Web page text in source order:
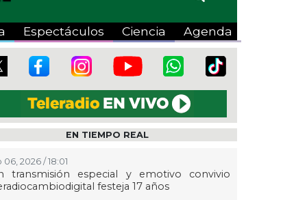
Espectáculos Ciencia Agenda
EN TIEMPO REAL
06, 2026 / 18:01
transmisión especial y emotivo convivio
festeja 17 años